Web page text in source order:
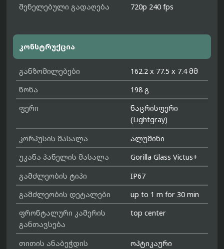
შენელებული გადაღება
720p 240 fps
კონსტრუქცია
განზომილებები
162.2 x 77.5 x 7.4 მმ
წონა
198 გ
ფერი
ნაცრისფერი
(Lightgray)
კორპუსის მასალა
ალუმინი
უკანა პანელის მასალა
Gorilla Glass Victus+
გამძლეობის ტიპი
IP67
გამძლეობის დეტალები
up to 1 m for 30 min
ფრონტალური კამერის
განთავსება
top center
თითის ანაბეჭდის
ოპტიკაური